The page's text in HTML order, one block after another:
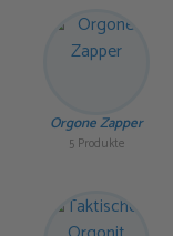
Orgone Zapper
5 Produkte